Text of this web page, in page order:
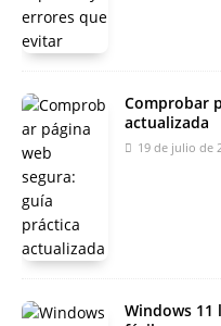
Comprobar
actualizada
19 de julio de
Windows 11